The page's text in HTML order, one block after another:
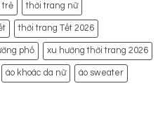
trẻ thời trang nữ
thời trang Tết 2026
phố xu hướng thời trang 2026
áo khoác da nữ áo sweater